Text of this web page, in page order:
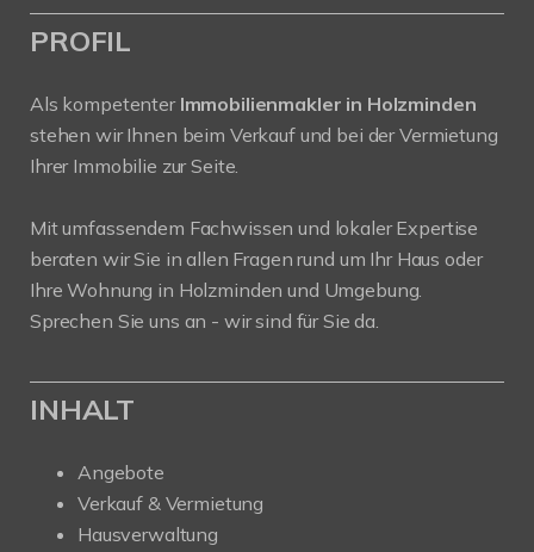
PROFIL
Als kompetenter Immobilienmakler in Holzminden
stehen wir Ihnen beim Verkauf und bei der Vermietung
Ihrer Immobilie zur Seite.
Mit umfassendem Fachwissen und lokaler Expertise
beraten wir Sie in allen Fragen rund um Ihr Haus oder
Ihre Wohnung in Holzminden und Umgebung.
Sprechen Sie uns an - wir sind für Sie da.
INHALT
Angebote
Verkauf & Vermietung
Hausverwaltung